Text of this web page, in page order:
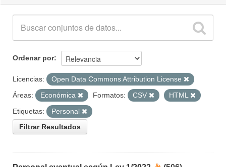
Ordenar por
Licencias:
Open Data Commons Attribution License
Áreas:
Económica Formatos: CSV
HTML
Etiquetas:
Personal
Filtrar Resultados